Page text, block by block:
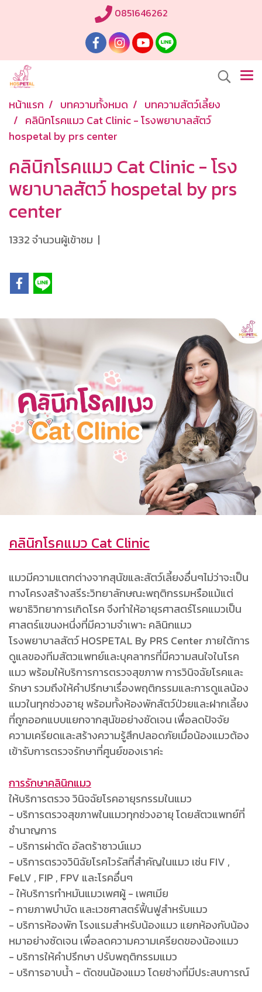
0851646262
หน้าแรก บทความทั้งหมด
บทความสัตว์เลี้ยง
คลินิกโรคแมว Cat Clinic - โรงพยาบาลสัตว์
hospetal by prs center
คลินิกโรคแมว Cat Clinic - โรง
พยาบาลสัตว์ hospetal by prs
center
1332 จำนวนผู้เข้าชม |
คลินิกโรคแมว Cat Clinic
แมวมีความแตกต่างจากสุนัขและสัตว์เลี้ยงอื่นๆไม่ว่าจะเป็น
ทางโครงสร้างสรีระวิทยาลักษณะพฤติกรรมหรือแม้แต่
พยาธิวิทยาการเกิดโรค จึงทำให้อายุรศาสตร์โรคแมวเป็น
ศาสตร์แขนงหนึ่งที่มีความจำเพาะ คลินิกแมว
โรงพยาบาลสัตว์ HOSPETAL By PRS Center ภายใต้การ
ดูแลของทีมสัตวแพทย์และบุคลากรที่มีความสนใจในโรค
แมว พร้อมให้บริการการตรวจสุขภาพ การวินิจฉัยโรคและ
รักษา รวมถึงให้คำปรึกษาเรื่องพฤติกรรมและการดูแลน้อง
แมวในทุกช่วงอายุ พร้อมทั้งห้องพักสัตว์ป่วยและฝากเลี้ยง
ที่ถูกออกแบบแยกจากสุนัขอย่างชัดเจน เพื่อลดปัจจัย
ความเครียดและสร้างความรู้สึกปลอดภัยเมื่อน้องแมวต้อง
เข้ารับการตรวจรักษาที่ศูนย์ของเราค่ะ
การรักษาคลินิกแมว
ให้บริการตรวจ วินิจฉัยโรคอายุรกรรมในแมว
- บริการตรวจสุขภาพในแมวทุกช่วงอายุ โดยสัตวแพทย์ที่
ชำนาญการ
- บริการผ่าตัด อัลตร้าซาวน์แมว
- บริการตรวจวินิฉัยโรคไวรัสที่สำคัญในแมว เช่น FIV ,
FeLV , FIP , FPV และโรคอื่นๆ
- ให้บริการทำหมันแมวเพศผู้ - เพศเมีย
- กายภาพบำบัด และเวชศาสตร์ฟื้นฟูสำหรับแมว
- บริการห้องพัก โรงแรมสำหรับน้องแมว แยกห้องกับน้อง
หมาอย่างชัดเจน เพื่อลดความความเครียดของน้องแมว
- บริการให้คำปรึกษา ปรับพฤติกรรมแมว
- บริการอาบน้ำ - ตัดขนน้องแมว โดยช่างที่มีประสบการณ์